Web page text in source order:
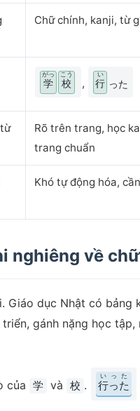
Chữ chính, kanji, từ
学
がっ
校
こう
, 行
い
った
Rõ trên trang, học
trang chuẩn
Khó tự động hóa,
nghiêng về
Giáo dục Nhật có bảng
gánh nặng học tập,
của 学 và 校 . 行った
いった